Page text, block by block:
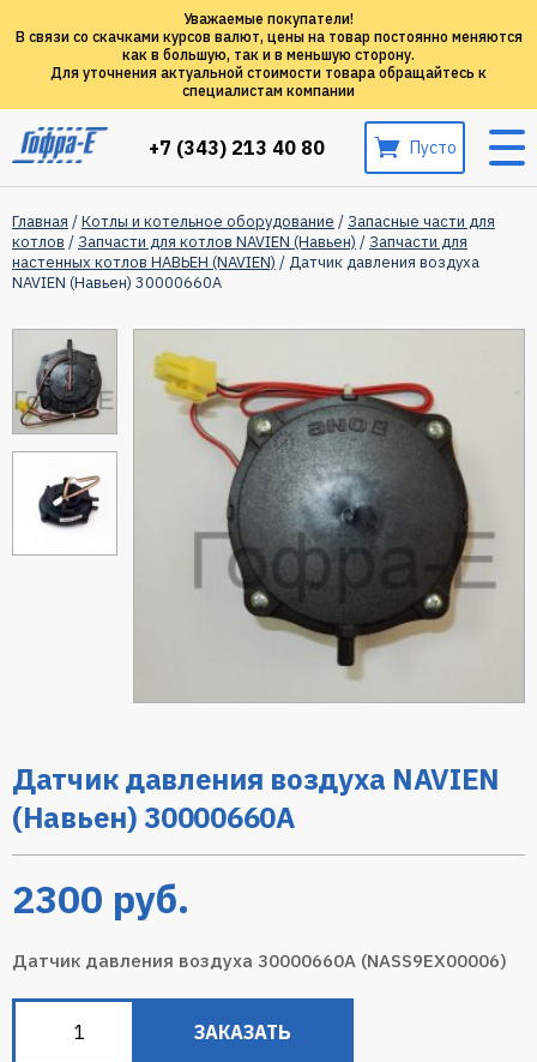
Уважаемые покупатели!
В связи со скачками курсов валют, цены на товар постоянно меняются
как в большую, так и в меньшую сторону.
Для уточнения актуальной стоимости товара обращайтесь к
специалистам компании
+7 (343) 213 40 80 Пусто
Главная /Котлы и котельное оборудование /Запасные части для
котлов /Запчасти для котлов NAVIEN (Навьен) /Запчасти для
настенных котлов НАВЬЕН (NAVIEN) / Датчик давления воздуха
NAVIEN (Навьен) 30000660A
Датчик давления воздуха NAVIEN
(Навьен) 30000660A
2300 руб.
Датчик давления воздуха 30000660А (NASS9EX00006)
ЗАКАЗАТЬ